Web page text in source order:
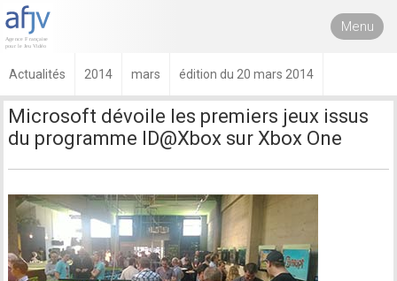
Menu
Actualités 2014 mars édition du 20 mars 2014
Microsoft dévoile les premiers jeux issus
du programme ID@Xbox sur Xbox One